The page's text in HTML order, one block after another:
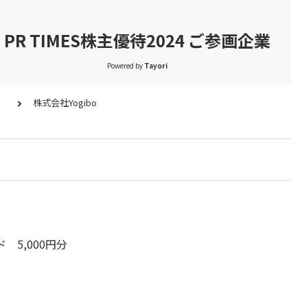
PR TIMES株主優待2024 ご参画企業
Powered by Tayori
株式会社Yogibo
5,000円分